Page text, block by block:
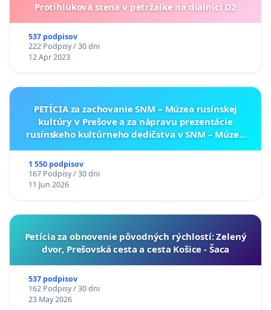
Protihluková stena v petržalke na dialnici D2
537 podpisov
222 Podpisy / 30 dni
12 Apr 2023
PETÍCIA za zachovanie SNM – Múzea rusínskej
kultúry v Prešove a za nápravu prezentácie
rusínskeho kultúrneho dedičstva v SNM – Múzeu
1 550 podpisov
167 Podpisy / 30 dni
11 Jun 2026
​Petícia za obnovenie pôvodných rýchlostí: Zelený
dvor, Prešovská cesta a cesta Košice - Šaca
537 podpisov
162 Podpisy / 30 dni
23 May 2026